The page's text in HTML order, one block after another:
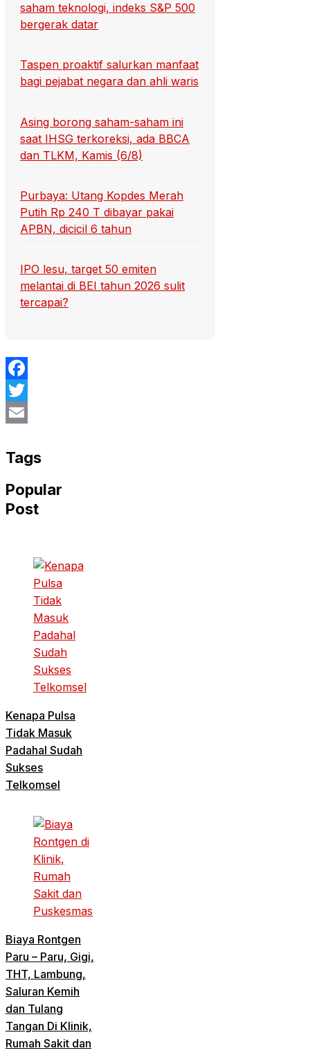
saham teknologi, indeks S&P 500
bergerak datar
Taspen proaktif salurkan manfaat
bagi pejabat negara dan ahli waris
Asing borong saham-saham ini
saat IHSG terkoreksi, ada BBCA
dan TLKM, Kamis (6/8)
Purbaya: Utang Kopdes Merah
Putih Rp 240 T dibayar pakai
APBN, dicicil 6 tahun
IPO lesu, target 50 emiten
melantai di BEI tahun 2026 sulit
tercapai?
Facebook
Twitter
Tags
Popular
Post
Kenapa Pulsa
Tidak Masuk
Padahal Sudah
Sukses
Telkomsel
Biaya Rontgen
Paru – Paru, Gigi,
THT, Lambung,
Saluran Kemih
dan Tulang
Tangan Di Klinik,
Rumah Sakit dan